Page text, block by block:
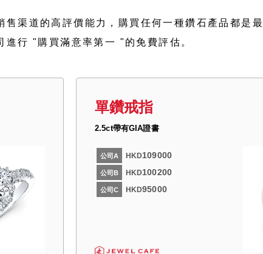
售渠道的高評價能力，購買任何一種鑽石產品都是最
進行 "購買滿意率第一 "的免費評估。
單鑽戒指
2.5ct帶有GIA證書
公司A HKD109000
公司B HKD100200
公司C HKD95000